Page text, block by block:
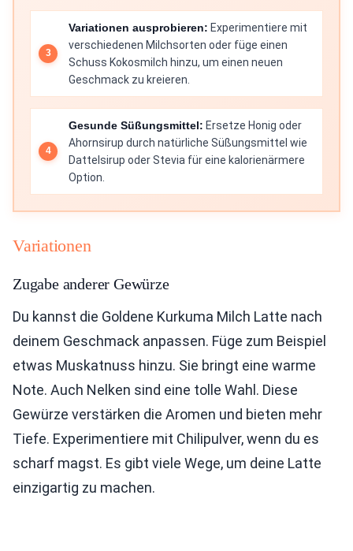
Variationen ausprobieren: Experimentiere mit
verschiedenen Milchsorten oder füge einen
Schuss Kokosmilch hinzu, um einen neuen
Geschmack zu kreieren.
Gesunde Süßungsmittel: Ersetze Honig oder
Ahornsirup durch natürliche Süßungsmittel wie
Dattelsirup oder Stevia für eine kalorienärmere
Option.
Variationen
Zugabe anderer Gewürze
Du kannst die Goldene Kurkuma Milch Latte nach
deinem Geschmack anpassen. Füge zum Beispiel
etwas Muskatnuss hinzu. Sie bringt eine warme
Note. Auch Nelken sind eine tolle Wahl. Diese
Gewürze verstärken die Aromen und bieten mehr
Tiefe. Experimentiere mit Chilipulver, wenn du es
scharf magst. Es gibt viele Wege, um deine Latte
einzigartig zu machen.